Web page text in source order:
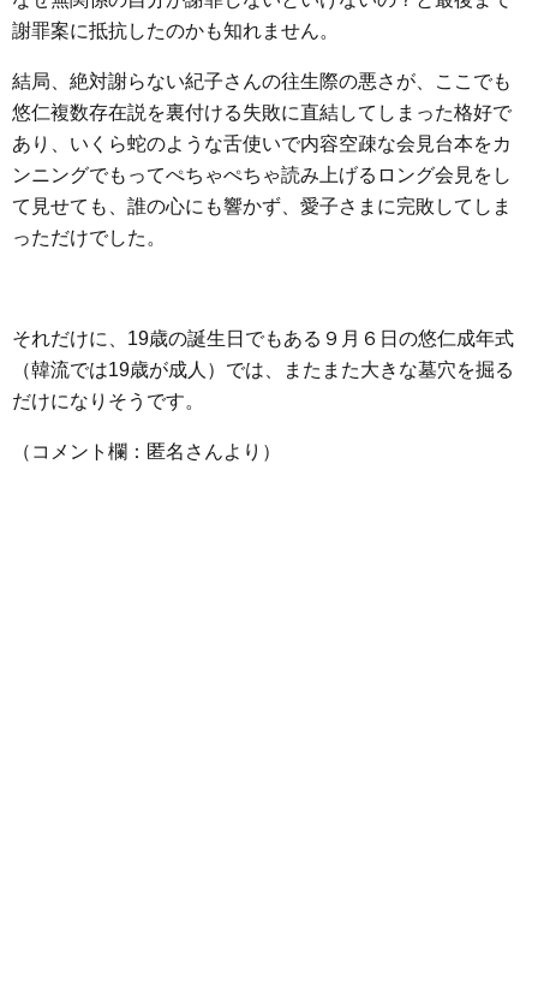
謝罪案に抵抗したのかも知れません。
結局、絶対謝らない紀子さんの往生際の悪さが、ここでも
悠仁複数存在説を裏付ける失敗に直結してしまった格好で
あり、いくら蛇のような舌使いで内容空疎な会見台本をカ
ンニングでもってぺちゃぺちゃ読み上げるロング会見をし
て見せても、誰の心にも響かず、愛子さまに完敗してしま
っただけでした。
それだけに、19歳の誕生日でもある９月６日の悠仁成年式
（韓流では19歳が成人）では、またまた大きな墓穴を掘る
だけになりそうです。
（コメント欄：匿名さんより）